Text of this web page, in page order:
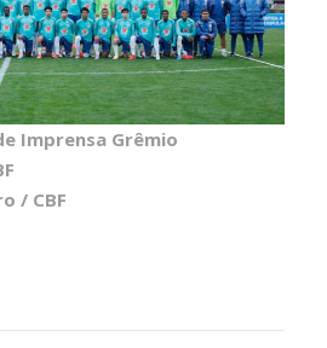
Imprensa Grêmio
/ CBF